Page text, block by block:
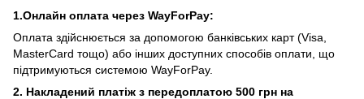
1.Онлайн оплата через WayForPay:
Оплата здійснюється за допомогою банківських карт (Visa,
MasterCard тощо) або інших доступних способів оплати, що
підтримуються системою WayForPay.
2. Накладений платіж з передоплатою 500 грн на